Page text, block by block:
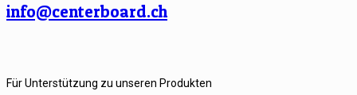
info@centerboard.ch
Für Unterstützung zu unseren Produkten